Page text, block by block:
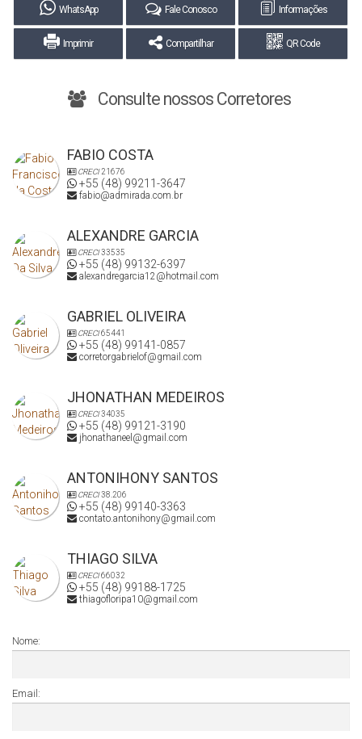
WhatsApp Fale Conosco Informações
Imprimir Compartilhar QR Code
Consulte nossos Corretores
FABIO COSTA
CRECI21676
+55 (48) 99211-3647
fabio@admirada.com.br
ALEXANDRE GARCIA
CRECI33535
+55 (48) 99132-6397
alexandregarcia12@hotmail.com
GABRIEL OLIVEIRA
CRECI65441
+55 (48) 99141-0857
corretorgabrielof@gmail.com
JHONATHAN MEDEIROS
CRECI34035
+55 (48) 99121-3190
jhonathaneel@gmail.com
ANTONIHONY SANTOS
CRECI38.206
+55 (48) 99140-3363
contato.antonihony@gmail.com
THIAGO SILVA
CRECI66032
+55 (48) 99188-1725
thiagofloripa10@gmail.com
Nome:
Email: